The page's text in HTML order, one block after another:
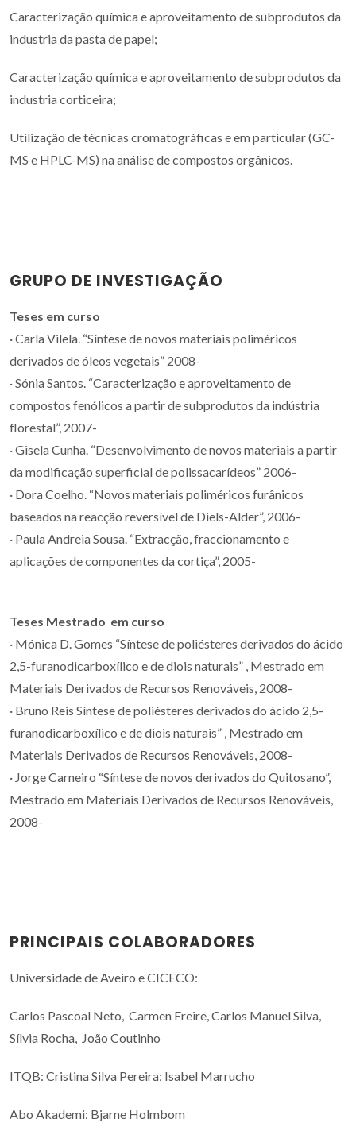
Caracterização química e aproveitamento de subprodutos da
industria da pasta de papel;
Caracterização química e aproveitamento de subprodutos da
industria corticeira;
Utilização de técnicas cromatográficas e em particular (GC-
MS e HPLC-MS) na análise de compostos orgânicos.
GRUPO DE INVESTIGAÇÃO
Teses em curso
· Carla Vilela. “Síntese de novos materiais poliméricos
derivados de óleos vegetais” 2008-
· Sónia Santos. “Caracterização e aproveitamento de
compostos fenólicos a partir de subprodutos da indústria
florestal”, 2007-
· Gisela Cunha. “Desenvolvimento de novos materiais a partir
da modificação superficial de polissacarídeos” 2006-
· Dora Coelho. “Novos materiais poliméricos furânicos
baseados na reacção reversível de Diels-Alder”, 2006-
· Paula Andreia Sousa. “Extracção, fraccionamento e
aplicações de componentes da cortiça”, 2005-
Teses Mestrado em curso
· Mónica D. Gomes “Síntese de poliésteres derivados do ácido
2,5-furanodicarboxílico e de diois naturais” , Mestrado em
Materiais Derivados de Recursos Renováveis, 2008-
· Bruno Reis Síntese de poliésteres derivados do ácido 2,5-
furanodicarboxílico e de diois naturais” , Mestrado em
Materiais Derivados de Recursos Renováveis, 2008-
· Jorge Carneiro “Síntese de novos derivados do Quitosano”,
Mestrado em Materiais Derivados de Recursos Renováveis,
2008-
PRINCIPAIS COLABORADORES
Universidade de Aveiro e CICECO:
Carlos Pascoal Neto, Carmen Freire, Carlos Manuel Silva,
Sílvia Rocha, João Coutinho
ITQB: Cristina Silva Pereira; Isabel Marrucho
Abo Akademi: Bjarne Holmbom